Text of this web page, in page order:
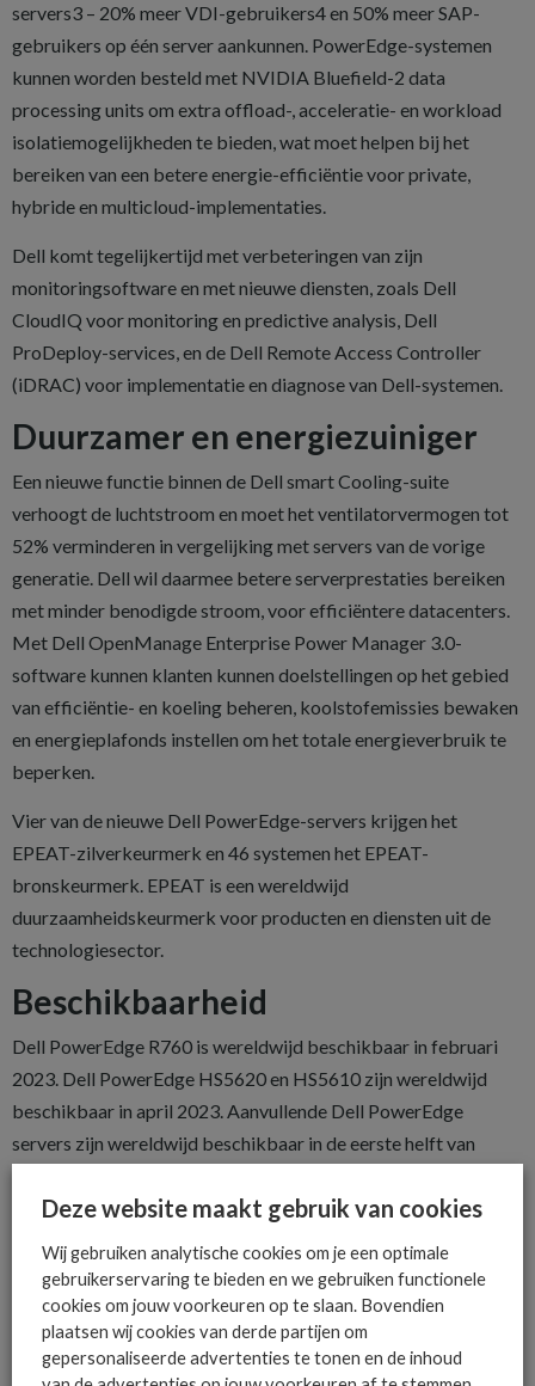
servers3 – 20% meer VDI-gebruikers4 en 50% meer SAP-
gebruikers op één server aankunnen. PowerEdge-systemen
kunnen worden besteld met NVIDIA Bluefield-2 data
processing units om extra offload-, acceleratie- en workload
isolatiemogelijkheden te bieden, wat moet helpen bij het
bereiken van een betere energie-efficiëntie voor private,
hybride en multicloud-implementaties.
Dell komt tegelijkertijd met verbeteringen van zijn
monitoringsoftware en met nieuwe diensten, zoals Dell
CloudIQ voor monitoring en predictive analysis, Dell
ProDeploy-services, en de Dell Remote Access Controller
(iDRAC) voor implementatie en diagnose van Dell-systemen.
Duurzamer en energiezuiniger
Een nieuwe functie binnen de Dell smart Cooling-suite
verhoogt de luchtstroom en moet het ventilatorvermogen tot
52% verminderen in vergelijking met servers van de vorige
generatie. Dell wil daarmee betere serverprestaties bereiken
met minder benodigde stroom, voor efficiëntere datacenters.
Met Dell OpenManage Enterprise Power Manager 3.0-
software kunnen klanten kunnen doelstellingen op het gebied
van efficiëntie- en koeling beheren, koolstofemissies bewaken
en energieplafonds instellen om het totale energieverbruik te
beperken.
Vier van de nieuwe Dell PowerEdge-servers krijgen het
EPEAT-zilverkeurmerk en 46 systemen het EPEAT-
bronskeurmerk. EPEAT is een wereldwijd
duurzaamheidskeurmerk voor producten en diensten uit de
technologiesector.
Beschikbaarheid
Dell PowerEdge R760 is wereldwijd beschikbaar in februari
2023. Dell PowerEdge HS5620 en HS5610 zijn wereldwijd
beschikbaar in april 2023. Aanvullende Dell PowerEdge
servers zijn wereldwijd beschikbaar in de eerste helft van
beschikbaar en ProDeploy Rack Integration is beschikbaar in
Deze website maakt gebruik van cookies
Wij gebruiken analytische cookies om je een optimale
gebruikerservaring te bieden en we gebruiken functionele
cookies om jouw voorkeuren op te slaan. Bovendien
plaatsen wij cookies van derde partijen om
gepersonaliseerde advertenties te tonen en de inhoud